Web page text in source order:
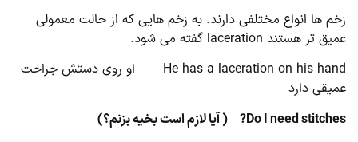
زخم ها انواع مختلفی دارند. به زخم هایی که از حالت معمولی
عمیق تر هستند laceration گفته می شود.
He has a laceration on his hand او روی دستش جراحت
عمیقی دارد
Do I need stitches?
( آیا لازم است بخیه بزنم؟)